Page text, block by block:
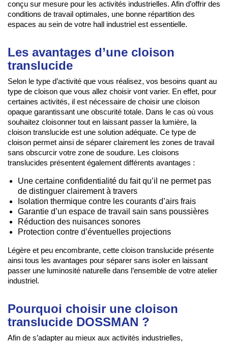
conçu sur mesure pour les activités industrielles. Afin d’offrir des
conditions de travail optimales, une bonne répartition des
espaces au sein de votre hall industriel est essentielle.
Les avantages d’une cloison
translucide
Selon le type d’activité que vous réalisez, vos besoins quant au
type de cloison que vous allez choisir vont varier. En effet, pour
certaines activités, il est nécessaire de choisir une cloison
opaque garantissant une obscurité totale. Dans le cas où vous
souhaitez cloisonner tout en laissant passer la lumière, la
cloison translucide est une solution adéquate. Ce type de
cloison permet ainsi de séparer clairement les zones de travail
sans obscurcir votre zone de soudure. Les cloisons
translucides présentent également différents avantages :
Une certaine confidentialité du fait qu’il ne permet pas
de distinguer clairement à travers
Isolation thermique contre les courants d’airs frais
Garantie d’un espace de travail sain sans poussières
Réduction des nuisances sonores
Protection contre d’éventuelles projections
Légère et peu encombrante, cette cloison translucide présente
ainsi tous les avantages pour séparer sans isoler en laissant
passer une luminosité naturelle dans l’ensemble de votre atelier
industriel.
Pourquoi choisir une cloison
translucide DOSSMAN ?
Afin de s’adapter au mieux aux activités industrielles,